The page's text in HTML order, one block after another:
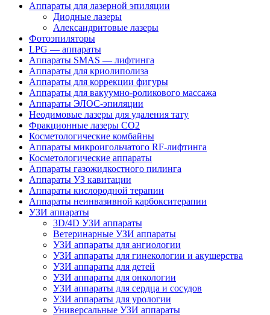
Аппараты для лазерной эпиляции
Диодные лазеры
Александритовые лазеры
Фотоэпиляторы
LPG — аппараты
Аппараты SMAS — лифтинга
Аппараты для криолиполиза
Аппараты для коррекции фигуры
Аппараты для вакуумно-роликового массажа
Аппараты ЭЛОС-эпиляции
Неодимовые лазеры для удаления тату
Фракционные лазеры CO2
Косметологические комбайны
Аппараты микроигольчатого RF-лифтинга
Косметологические аппараты
Аппараты газожидкостного пилинга
Аппараты УЗ кавитации
Аппараты кислородной терапии
Аппараты неинвазивной карбокситерапии
УЗИ аппараты
3D/4D УЗИ аппараты
Ветеринарные УЗИ аппараты
УЗИ аппараты для ангиологии
УЗИ аппараты для гинекологии и акушерства
УЗИ аппараты для детей
УЗИ аппараты для онкологии
УЗИ аппараты для сердца и сосудов
УЗИ аппараты для урологии
Универсальные УЗИ аппараты